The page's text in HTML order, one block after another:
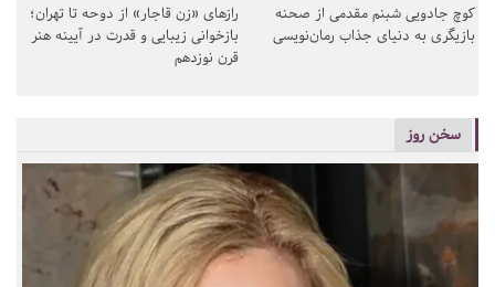
کوچ جادویی شبنم مقدمی از صحنه
بازیگری به دنیای جذاب رمان‌نویسی
رازهای «زن قاجار» از دوحه تا تهران؛
بازخوانی زیبایی و قدرت در آیینه هنر
قرن نوزدهم
سخن روز